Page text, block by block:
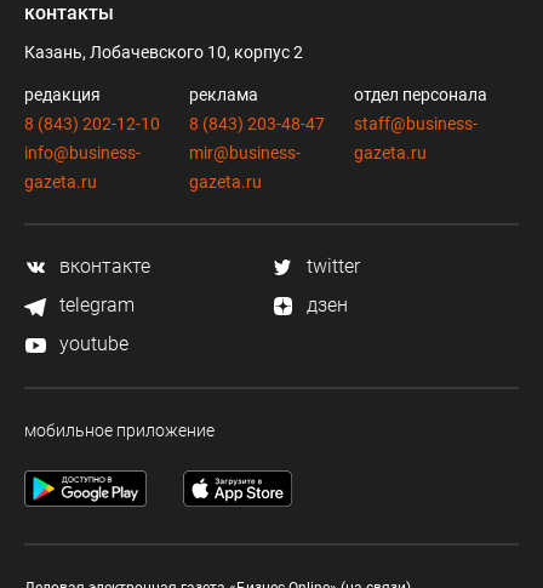
контакты
Казань, Лобачевского 10, корпус 2
редакция
8 (843) 202-12-10
info@business-
gazeta.ru
реклама
8 (843) 203-48-47
mir@business-
gazeta.ru
отдел персонала
staff@business-
gazeta.ru
вконтакте
twitter
telegram
дзен
youtube
мобильное приложение